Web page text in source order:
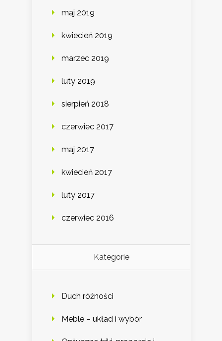
maj 2019
kwiecień 2019
marzec 2019
luty 2019
sierpień 2018
czerwiec 2017
maj 2017
kwiecień 2017
luty 2017
czerwiec 2016
Kategorie
Duch różności
Meble – układ i wybór